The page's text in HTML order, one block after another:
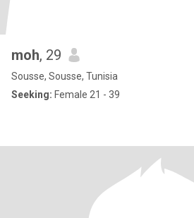
moh, 29
Sousse, Sousse, Tunisia
Seeking: Female 21 - 39